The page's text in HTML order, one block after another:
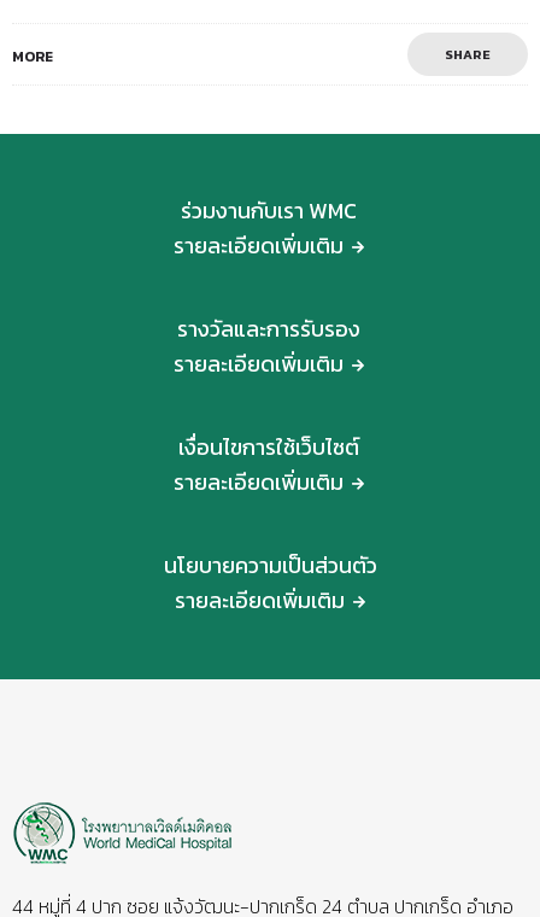
MORE SHARE
ร่วมงานกับเรา WMC
รายละเอียดเพิ่มเติม
รางวัลและการรับรอง
รายละเอียดเพิ่มเติม
เงื่อนไขการใช้เว็บไซต์
รายละเอียดเพิ่มเติม
นโยบายความเป็นส่วนตัว
รายละเอียดเพิ่มเติม
44 หมู่ที่ 4 ปาก ซอย แจ้งวัฒนะ-ปากเกร็ด 24 ตำบล ปากเกร็ด อำเภอ